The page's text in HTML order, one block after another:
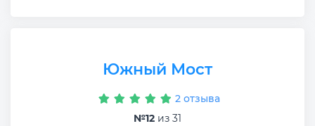
Южный Мост
2 отзыва
№12 из 31